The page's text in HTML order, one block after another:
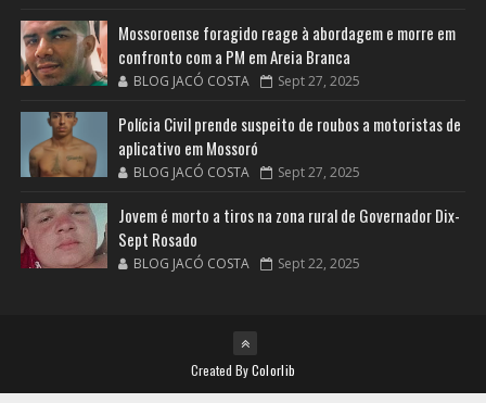
Mossoroense foragido reage à abordagem e morre em
confronto com a PM em Areia Branca
BLOG JACÓ COSTA Sept 27, 2025
Polícia Civil prende suspeito de roubos a motoristas de
aplicativo em Mossoró
BLOG JACÓ COSTA Sept 27, 2025
Jovem é morto a tiros na zona rural de Governador Dix-
Sept Rosado
BLOG JACÓ COSTA Sept 22, 2025
Created ByColorlib